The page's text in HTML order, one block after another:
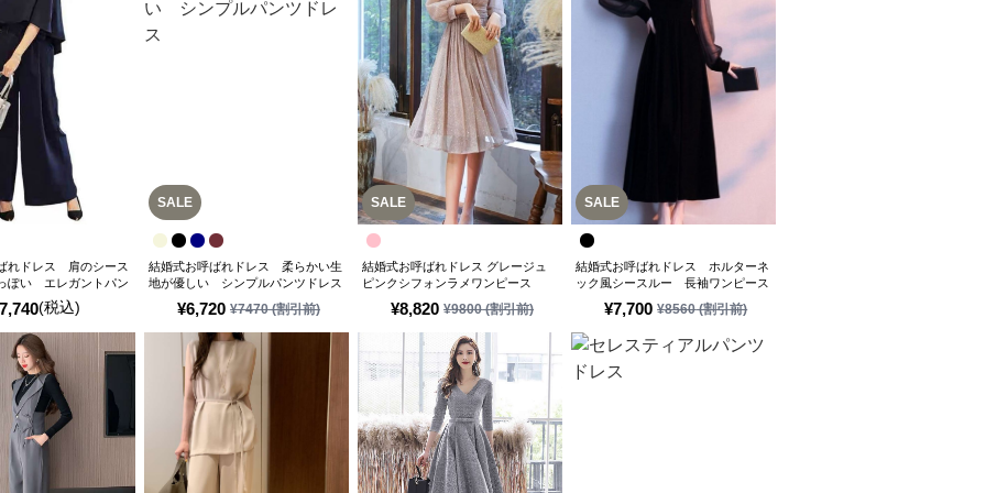
(税込)
れドレス 肩のシース
ぽい エレガントパン
SALE
¥6,720 ¥7470(割引前)
結婚式お呼ばれドレス 柔らかい生
地が優しい シンプルパンツドレス
SALE
¥8,820 ¥9800(割引前)
結婚式お呼ばれドレス グレージュ
ピンクシフォンラメワンピース
SALE
¥7,700 ¥8560(割引前)
結婚式お呼ばれドレス ホルターネ
ック風シースルー 長袖ワンピース